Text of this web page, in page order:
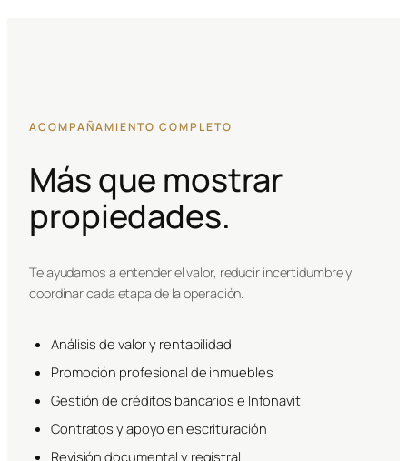
ACOMPAÑAMIENTO COMPLETO
Más que mostrar
propiedades.
Te ayudamos a entender el valor, reducir incertidumbre y
coordinar cada etapa de la operación.
Análisis de valor y rentabilidad
Promoción profesional de inmuebles
Gestión de créditos bancarios e Infonavit
Contratos y apoyo en escrituración
Revisión documental y registral